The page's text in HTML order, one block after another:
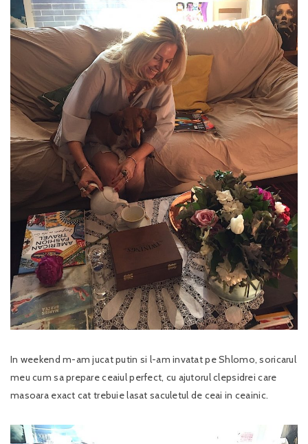
In weekend m-am jucat putin si l-am invatat pe Shlomo, soricarul
meu cum sa prepare ceaiul perfect, cu ajutorul clepsidrei care
masoara exact cat trebuie lasat saculetul de ceai in ceainic.